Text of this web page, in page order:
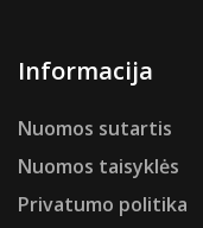
Informacija
Nuomos sutartis
Nuomos taisyklės
Privatumo politika